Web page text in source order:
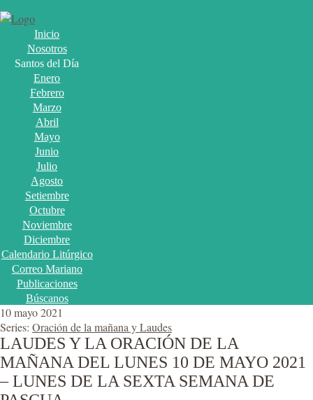
Inicio
Nosotros
Santos del Día
Enero
Febrero
Marzo
Abril
Mayo
Junio
Julio
Agosto
Setiembre
Octubre
Noviembre
Diciembre
Calendario Litúrgico
Correo Mariano
Publicaciones
Búscanos
10 mayo 2021
Series: Oración de la mañana y Laudes
LAUDES Y LA ORACIÓN DE LA
MAÑANA DEL LUNES 10 DE MAYO 2021
– LUNES DE LA SEXTA SEMANA DE